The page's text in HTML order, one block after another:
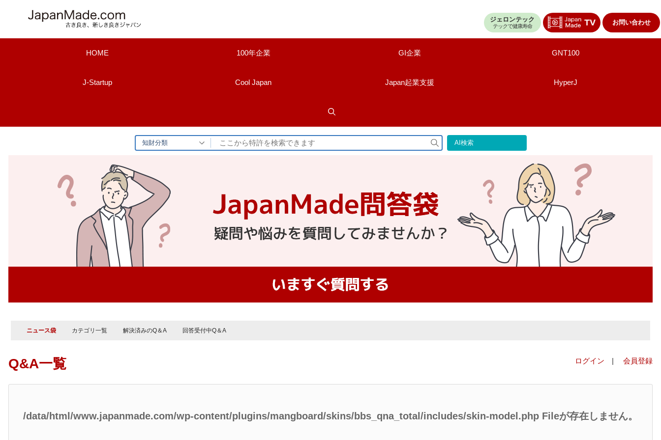
ジェロンテック
テックで健康寿命 お問い合わせ
HOME 100年企業 GI企業 GNT100
J-Startup Cool Japan Japan起業支援 HyperJ
知財分類
検
索
AI検索
ニュース袋 カテゴリ一覧 解決済みのQ＆A 回答受付中Q＆A
Q&A一覧 ログイン | 会員登録
/data/html/www.japanmade.com/wp-content/plugins/mangboard/skins/bbs_qna_total/includes/skin-model.php Fileが存在しません。